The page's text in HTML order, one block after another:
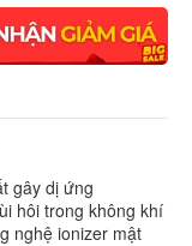
gây dị ứng
hôi trong không khí
nghệ ionizer mật